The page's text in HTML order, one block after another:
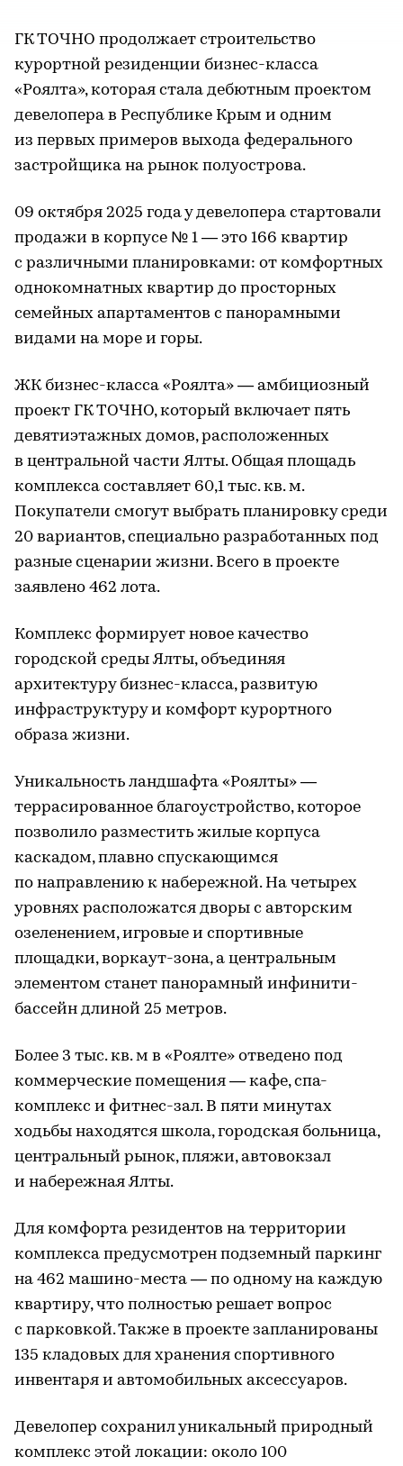
ГК ТОЧНО продолжает строительство
курортной резиденции бизнес-класса
«Роялта», которая стала дебютным проектом
девелопера в Республике Крым и одним
из первых примеров выхода федерального
застройщика на рынок полуострова.
09 октября 2025 года у девелопера стартовали
продажи в корпусе № 1 — это 166 квартир
с различными планировками: от комфортных
однокомнатных квартир до просторных
семейных апартаментов с панорамными
видами на море и горы.
ЖК бизнес-класса «Роялта» — амбициозный
проект ГК ТОЧНО, который включает пять
девятиэтажных домов, расположенных
в центральной части Ялты. Общая площадь
комплекса составляет 60,1 тыс. кв. м.
Покупатели смогут выбрать планировку среди
20 вариантов, специально разработанных под
разные сценарии жизни. Всего в проекте
заявлено 462 лота.
Комплекс формирует новое качество
городской среды Ялты, объединяя
архитектуру бизнес-класса, развитую
инфраструктуру и комфорт курортного
образа жизни.
Уникальность ландшафта «Роялты» —
террасированное благоустройство, которое
позволило разместить жилые корпуса
каскадом, плавно спускающимся
по направлению к набережной. На четырех
уровнях расположатся дворы с авторским
озеленением, игровые и спортивные
площадки, воркаут-зона, а центральным
элементом станет панорамный инфинити-
бассейн длиной 25 метров.
Более 3 тыс. кв. м в «Роялте» отведено под
коммерческие помещения — кафе, спа-
комплекс и фитнес-зал. В пяти минутах
ходьбы находятся школа, городская больница,
центральный рынок, пляжи, автовокзал
и набережная Ялты.
Для комфорта резидентов на территории
комплекса предусмотрен подземный паркинг
на 462 машино-места — по одному на каждую
квартиру, что полностью решает вопрос
с парковкой. Также в проекте запланированы
135 кладовых для хранения спортивного
инвентаря и автомобильных аксессуаров.
Девелопер сохранил уникальный природный
комплекс этой локации: около 100